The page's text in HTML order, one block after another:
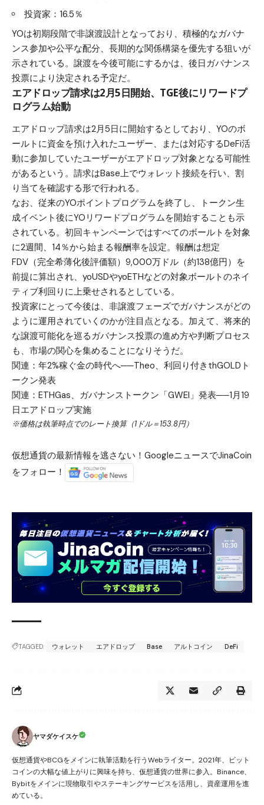
投資家：16.5％
YOは初期段階で非譲渡設計となっており、積極的なガバナ
ンス参加や公平な配分、長期的な関係構築を優先する狙いが
示されている。譲渡を今後可能にするかは、後日ガバナンス
投票により決定される予定だ。
エアドロップ請求は2月5日開始、TGE後にリワードプ
ログラム始動
エアドロップ請求は2月5日に開始するとしており、YOのボ
ールトに資金を預け入れたユーザー、または対応するDeFi活
動に参加していたユーザーがエアドロップ対象となる可能性
があるという。請求はBase上でウォレット接続を行い、割
り当てを確認する形で行われる。
なお、従来のYOポイントプログラムを終了し、トークン生
成イベント後にYOリワードプログラムを開始することも示
されている。初回キャンペーンではすべてのボールトを対象
に2週間、14％から始まる報酬率を設定。報酬は想定
FDV（完全希薄化後評価額）9,000万ドル（約138億円）を
前提に算出され、yoUSDやyoETHなどの対象ボールトのネイ
ティブ利回りに上乗せされるとしている。
投資家にとって今後は、非譲渡フェーズでガバナンスがどの
ように運用されていくのかが注目点となる。加えて、将来的
な譲渡可能化を巡るガバナンス投票の進め方や判断プロセス
も、市場の関心を集めることになりそうだ。
関連： 年2%稼ぐ金の時代へ──Theo、利回り付きthGOLDト
ークン発表
関連： ETHGas、ガバナンストークン「GWEI」発表──1月19
日エアドロップ実施
※価格は執筆時点でのレート換算（1ドル＝153.8円）
仮想通貨の最新情報を逃さない！GoogleニュースでJinaCoin
をフォロー！
TAGGED: ウォレット エアドロップ Base アルトコイン DeFi
ヤマダケイスケ
仮想通貨やBCGをメインに執筆活動を行うWebライター。2021年、ビット
コインの大幅な値上がりに興味を持ち、仮想通貨の世界に参入。Binance、
Bybitをメインに現物取引やステーキングサービスを活用し、資産運用を進
めている。